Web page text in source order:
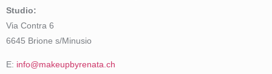
Studio:
Via Contra 6
6645 Brione s/Minusio
E: info@makeupbyrenata.ch